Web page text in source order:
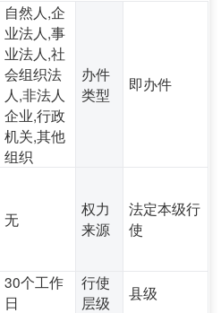
自然人,企
业法人,事
业法人,社
会组织法
人,非法人
企业,行政
机关,其他
组织
办件
类型
即办件
无
权力
来源
法定本级行
使
30个工作
日
行使
层级
县级